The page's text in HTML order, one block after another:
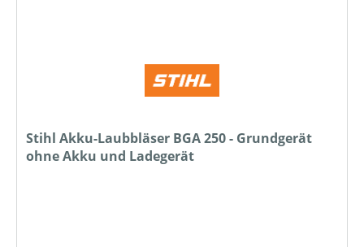
Stihl Akku-Laubbläser BGA 250 - Grundgerät
ohne Akku und Ladegerät